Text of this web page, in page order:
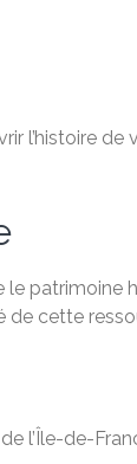
l’histoire
patrimoine
de cette
l’Île-de-